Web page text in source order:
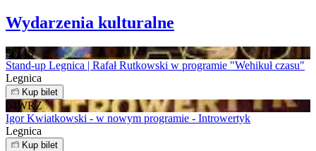
Wydarzenia kulturalne
20 LIS
Stand-up Legnica | Rafał Rutkowski w programie "Wehikuł czasu"
Legnica
Kup bilet
04WRZ
Igor Kwiatkowski - w nowym programie - Introwertyk
Legnica
Kup bilet